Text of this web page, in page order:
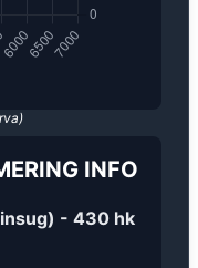
INFO
- 430 hk